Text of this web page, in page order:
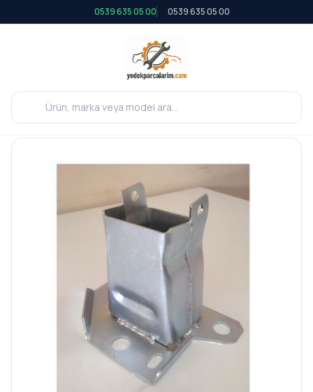
0539 635 05 00 0539 635 05 00